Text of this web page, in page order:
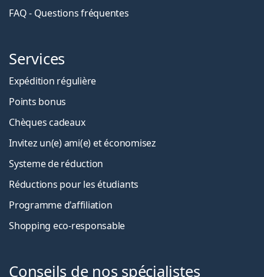
FAQ - Questions fréquentes
Services
Expédition régulière
Points bonus
Chèques cadeaux
Invitez un(e) ami(e) et économisez
Systeme de réduction
Réductions pour les étudiants
Programme d'affiliation
Shopping eco-responsable
Conseils de nos spécialistes